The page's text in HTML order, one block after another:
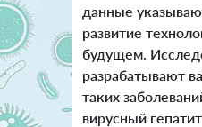
данные
развитие
будущем.
разрабатывают
таких
вирусный